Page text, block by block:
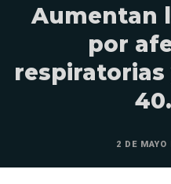
Aumentan
por
respiratorias
2 DE